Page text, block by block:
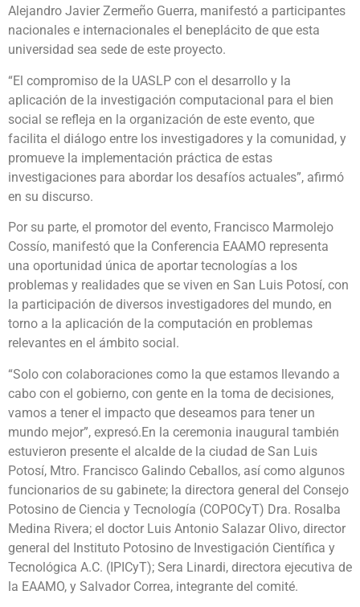
Alejandro Javier Zermeño Guerra, manifestó a participantes
nacionales e internacionales el beneplácito de que esta
universidad sea sede de este proyecto.
“El compromiso de la UASLP con el desarrollo y la
aplicación de la investigación computacional para el bien
social se refleja en la organización de este evento, que
facilita el diálogo entre los investigadores y la comunidad, y
promueve la implementación práctica de estas
investigaciones para abordar los desafíos actuales”, afirmó
en su discurso.
Por su parte, el promotor del evento, Francisco Marmolejo
Cossío, manifestó que la Conferencia EAAMO representa
una oportunidad única de aportar tecnologías a los
problemas y realidades que se viven en San Luis Potosí, con
la participación de diversos investigadores del mundo, en
torno a la aplicación de la computación en problemas
relevantes en el ámbito social.
“Solo con colaboraciones como la que estamos llevando a
cabo con el gobierno, con gente en la toma de decisiones,
vamos a tener el impacto que deseamos para tener un
mundo mejor”, expresó.En la ceremonia inaugural también
estuvieron presente el alcalde de la ciudad de San Luis
Potosí, Mtro. Francisco Galindo Ceballos, así como algunos
funcionarios de su gabinete; la directora general del Consejo
Potosino de Ciencia y Tecnología (COPOCyT) Dra. Rosalba
Medina Rivera; el doctor Luis Antonio Salazar Olivo, director
general del Instituto Potosino de Investigación Científica y
Tecnológica A.C. (IPICyT); Sera Linardi, directora ejecutiva de
la EAAMO, y Salvador Correa, integrante del comité.